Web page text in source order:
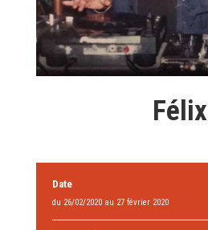
Félix
Date
du 26/02/2020 au 27 février 2020